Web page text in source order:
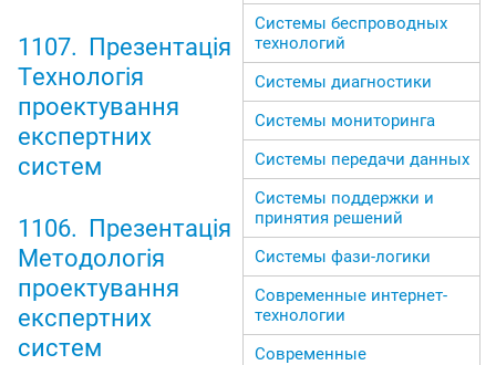
1107. Презентація
Технологія
проектування
експертних
систем
1106. Презентація
Методологія
проектування
експертних
систем
Системы беспроводных
технологий
Системы диагностики
Системы мониторинга
Системы передачи данных
Системы поддержки и
принятия решений
Системы фази-логики
Современные интернет-
технологии
Современные